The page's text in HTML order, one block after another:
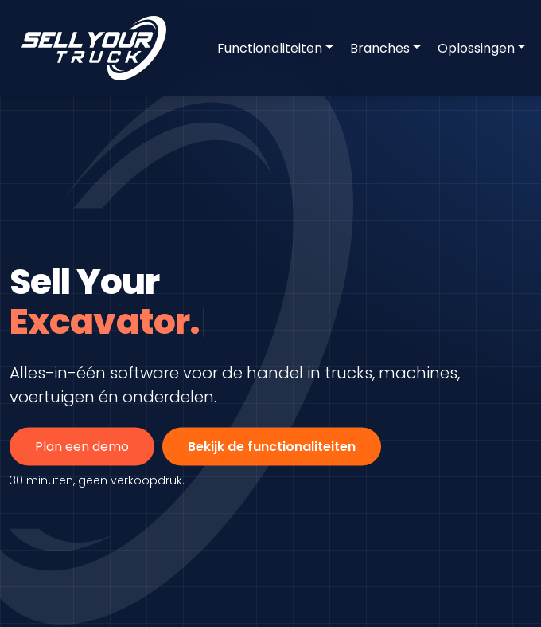
Functionaliteiten Branches Oplossingen
Sell Your
F|
Alles-in-één software voor de handel in trucks, machines,
voertuigen én onderdelen.
Plan een demo Bekijk de functionaliteiten
30 minuten, geen verkoopdruk.